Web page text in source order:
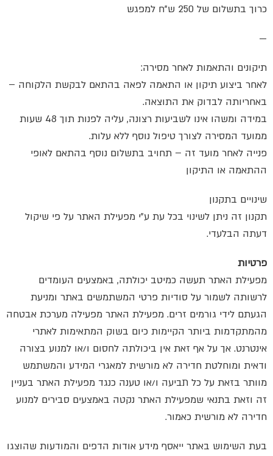
כרוך בתשלום של 250 ש”ח למפגש
—
תיקונים והתאמות לאחר מסירה:
לאחר ביצוע תיקון או התאמה לפאה בהתאם לבקשת הלקוחה –
באחריותה לבדוק את התוצאה.
במידה ומשהו אינו לשביעות רצונה, עליה לפנות תוך 48 שעות
ממועד המסירה לצורך טיפול נוסף ללא עלות.
פנייה לאחר מועד זה – תחויב בתשלום נוסף בהתאם לאופי
ההתאמה או התיקון
שינויים בתקנון
תקנון זה ניתן לשינוי בכל עת ע”י מפעילת האתר על פי שיקול
דעתה הבלעדי.
פרטיות
מפעילת האתר תעשה כמיטב יכולתה, באמצעים העומדים
לרשותה לשמור על סודיות פרטי המשתמשים באתר ומניעת
הגעתם לידי גורמים זרים. מפעילת האתר מפעילה מערכת אבטחה
מהמתקדמות ביותר הקיימות כיום בשוק המתאימות לאתרי
אינטרנט. אך על אף זאת אין ביכולתה לחסום ו/או למנוע בצורה
ודאית ומוחלטת חדירה לא מורשית למאגרי המידע והמשתמש
מוותר בזאת על כל תביעה ו/או טענה כנגד מפעילת האתר בעניין
זה וזאת בתנאי שמפעילת האתר נקטה באמצעים סבירים למנוע
חדירה לא מורשית כאמור.
בעת השימוש באתר ייאסף מידע אודות הדפים והמודעות שהוצגו